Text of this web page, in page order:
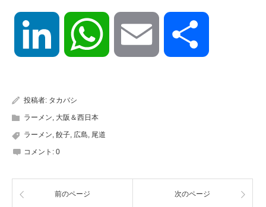
LinkedIn WhatsApp Email
投稿者: タカバシ
ラーメン, 大阪＆西日本
ラーメン, 餃子, 広島, 尾道
コメント: 0
前のページ 次のページ